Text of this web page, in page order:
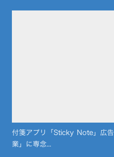
付箋アプリ「Sticky Note」広
業」に専念...